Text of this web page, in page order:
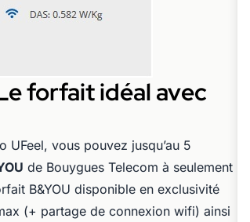
forfait idéal avec
vous pouvez jusqu’au 5
de Bouygues Telecom à seulement
B&YOU disponible en exclusivité
(+ partage de connexion wifi) ainsi